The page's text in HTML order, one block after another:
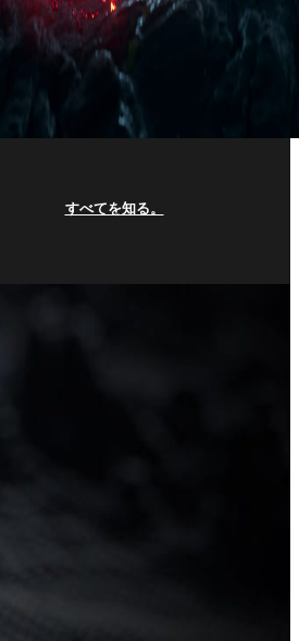
すべてを知る。